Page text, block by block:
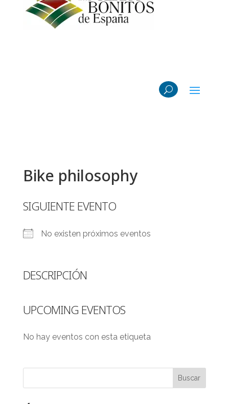
Bike philosophy
SIGUIENTE EVENTO
No existen próximos eventos
DESCRIPCIÓN
UPCOMING EVENTOS
No hay eventos con esta etiqueta
Buscar